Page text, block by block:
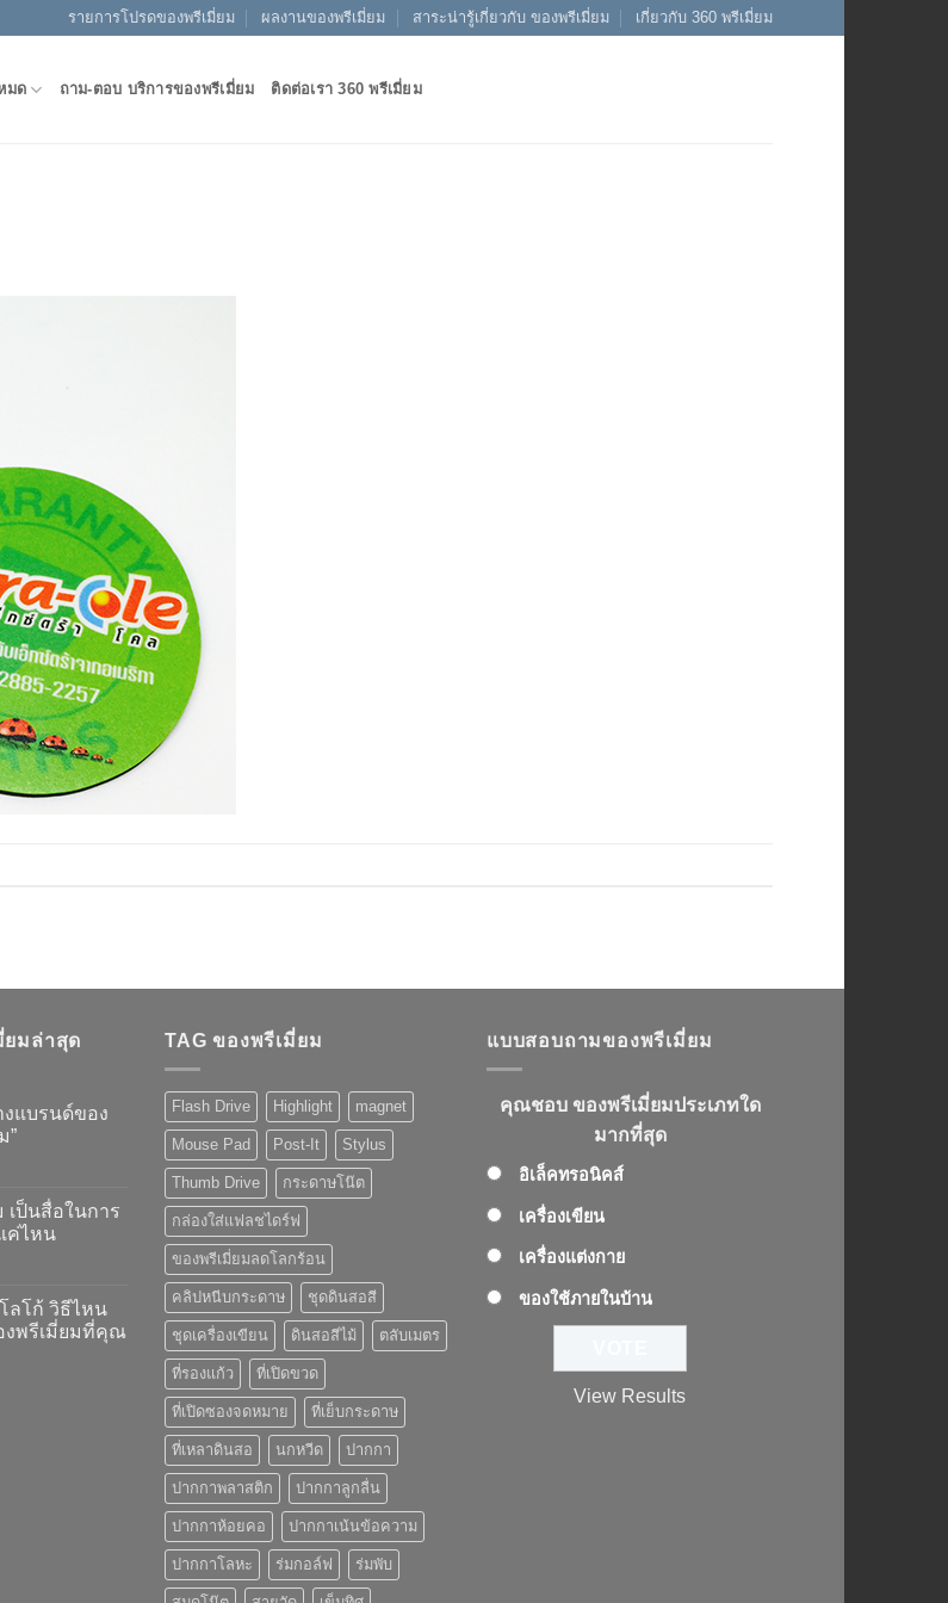
รายการโปรดของพรีเมี่ยม ผลงานของพรีเมี่ยม สาระน่ารู้เกี่ยวกับ ของพรีเมี่ยม เกี่ยวกับ 360 พรีเมี่ยม
มด ถาม-ตอบ บริการของพรีเมี่ยม ติดต่อเรา 360 พรีเมี่ยม
ยมล่าสุด
แบรนด์ของ
”
ง
รนด์
เป็นสื่อในการ
ค่ไหน
ลโก้ วิธีไหน
งพรีเมี่ยมที่คุณ
TAG ของพรีเมี่ยม
Flash Drive Highlight magnet
Mouse Pad Post-It Stylus
Thumb Drive กระดาษโน๊ต
กล่องใส่แฟลชไดร์ฟ
ของพรีเมี่ยมลดโลกร้อน
คลิปหนีบกระดาษ ชุดดินสอสี
ชุดเครื่องเขียน ดินสอสีไม้ ตลับเมตร
ที่รองแก้ว ที่เปิดขวด
ที่เปิดซองจดหมาย ที่เย็บกระดาษ
ที่เหลาดินสอ นกหวีด ปากกา
ปากกาพลาสติก ปากกาลูกลื่น
ปากกาห้อยคอ ปากกาเน้นข้อความ
ปากกาโลหะ ร่มกอล์ฟ ร่มพับ
แบบสอบถามของพรีเมี่ยม
คุณชอบ ของพรีเมี่ยมประเภทใด
มากที่สุด
อิเล็คทรอนิคส์
เครื่องเขียน
เครื่องแต่งกาย
ของใช้ภายในบ้าน
View Results